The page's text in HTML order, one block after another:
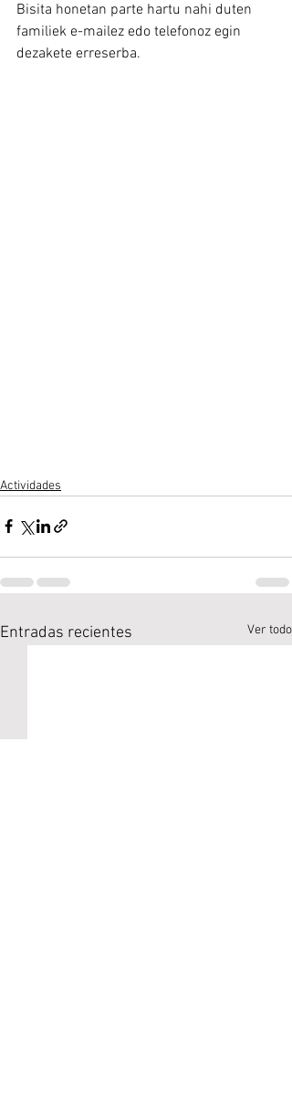
Bisita honetan parte hartu nahi duten
familiek e-mailez edo telefonoz egin
dezakete erreserba.
Actividades
Entradas recientes Ver todo